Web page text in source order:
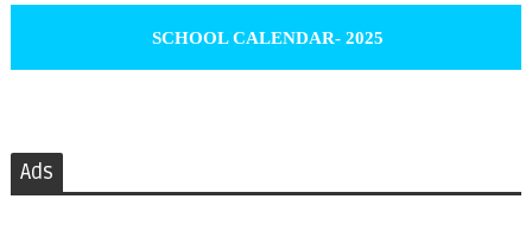
SCHOOL CALENDAR- 2025
Ads